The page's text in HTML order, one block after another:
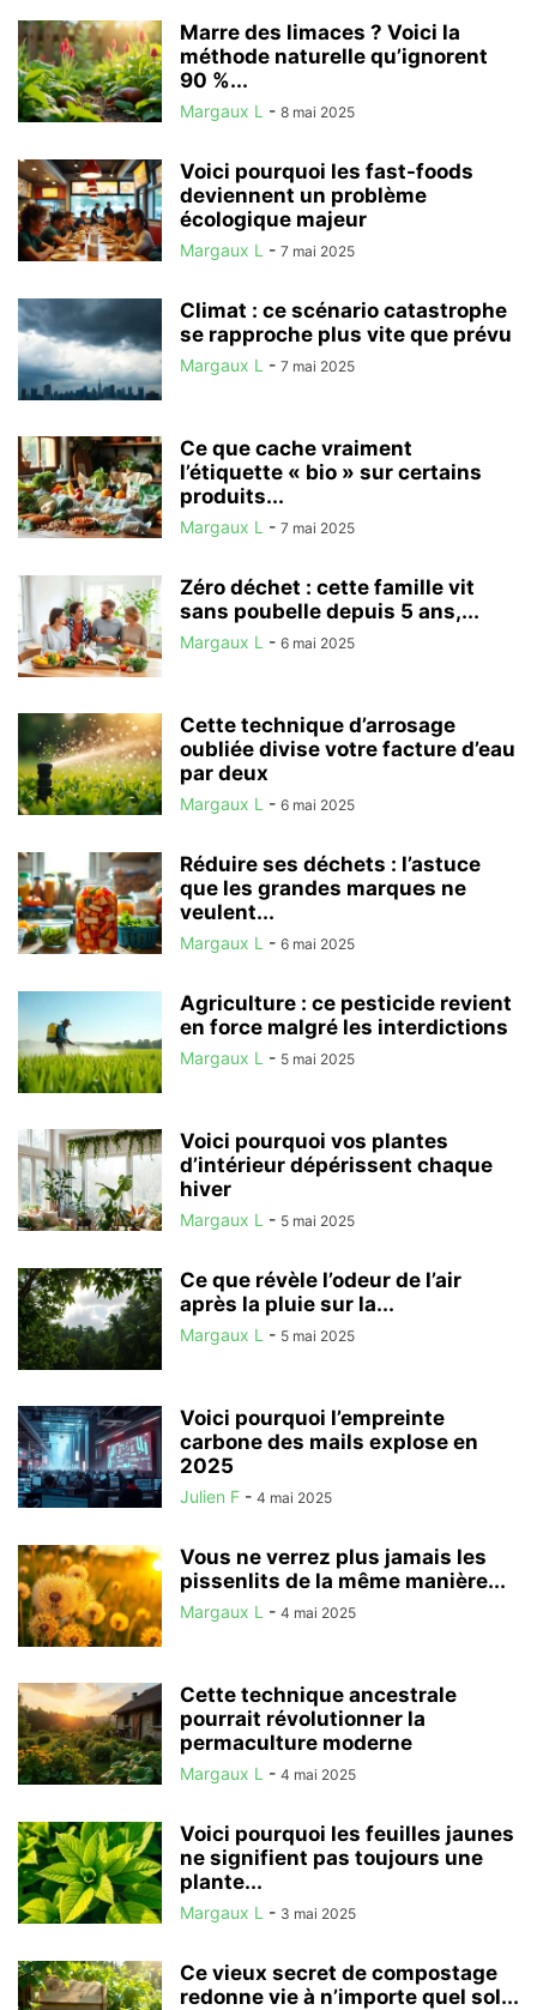
Marre des limaces ? Voici la
méthode naturelle qu’ignorent
90 %...
Margaux L - 8 mai 2025
Voici pourquoi les fast-foods
deviennent un problème
écologique majeur
Margaux L - 7 mai 2025
Climat : ce scénario catastrophe
se rapproche plus vite que prévu
Margaux L - 7 mai 2025
Ce que cache vraiment
l’étiquette « bio » sur certains
produits...
Margaux L - 7 mai 2025
Zéro déchet : cette famille vit
sans poubelle depuis 5 ans,...
Margaux L - 6 mai 2025
Cette technique d’arrosage
oubliée divise votre facture d’eau
par deux
Margaux L - 6 mai 2025
Réduire ses déchets : l’astuce
que les grandes marques ne
veulent...
Margaux L - 6 mai 2025
Agriculture : ce pesticide revient
en force malgré les interdictions
Margaux L - 5 mai 2025
Voici pourquoi vos plantes
d’intérieur dépérissent chaque
hiver
Margaux L - 5 mai 2025
Ce que révèle l’odeur de l’air
après la pluie sur la...
Margaux L - 5 mai 2025
Voici pourquoi l’empreinte
carbone des mails explose en
2025
Julien F - 4 mai 2025
Vous ne verrez plus jamais les
pissenlits de la même manière...
Margaux L - 4 mai 2025
Cette technique ancestrale
pourrait révolutionner la
permaculture moderne
Margaux L - 4 mai 2025
Voici pourquoi les feuilles jaunes
ne signifient pas toujours une
plante...
Margaux L - 3 mai 2025
Ce vieux secret de compostage
redonne vie à n’importe quel sol...